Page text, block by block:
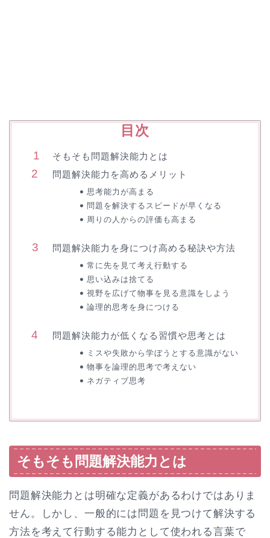
目次
そもそも問題解決能力とは
問題解決能力を高めるメリット
思考能力が高まる
問題を解決するスピードが早くなる
周りの人からの評価も高まる
問題解決能力を身につけ高める秘訣や方法
常に先を見て考え行動する
思い込みは捨てる
視野を広げて物事を見る意識をしよう
論理的思考を身につける
問題解決能力が低くなる習慣や思考とは
ミスや失敗から学ぼうとする意識がない
物事を論理的思考で考えない
ネガティブ思考
そもそも問題解決能力とは
問題解決能力とは明確な定義があるわけではありま
せん。しかし、一般的には問題を見つけて解決する
方法を考えて行動する能力として使われる言葉で